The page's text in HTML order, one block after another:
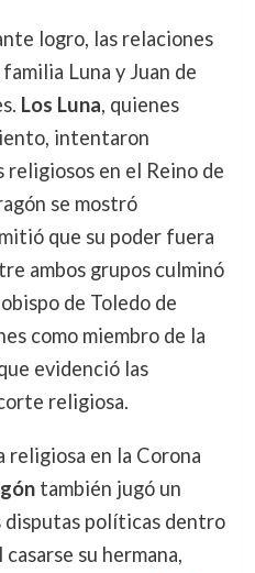
logro, las relaciones
Luna y Juan de
Los Luna, quienes
intentaron
en el Reino de
se mostró
que su poder fuera
ambos grupos culminó
de Toledo de
como miembro de la
evidenció las
religiosa.
religiosa en la Corona
también jugó un
políticas dentro
su hermana,